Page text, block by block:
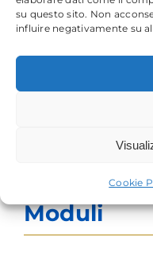
su questo sito. Non
influire negativamente su
Cookie
Moduli